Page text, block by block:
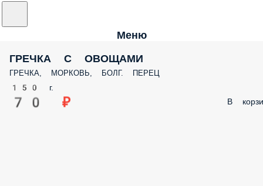
Меню
ГРЕЧКА С ОВОЩАМИ
ГРЕЧКА, МОРКОВЬ, БОЛГ. ПЕРЕЦ
150 г.
70 ₽ В